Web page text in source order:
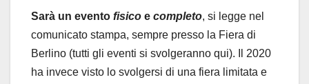
Sarà un evento fisico e completo, si legge nel
comunicato stampa, sempre presso la Fiera di
Berlino (tutti gli eventi si svolgeranno qui). Il 2020
ha invece visto lo svolgersi di una fiera limitata e